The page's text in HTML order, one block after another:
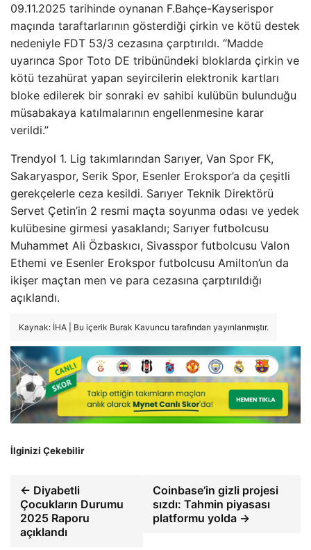
09.11.2025 tarihinde oynanan F.Bahçe-Kayserispor
maçında taraftarlarının gösterdiği çirkin ve kötü destek
nedeniyle FDT 53/3 cezasına çarptırıldı. “Madde
uyarınca Spor Toto DE tribünündeki bloklarda çirkin ve
kötü tezahürat yapan seyircilerin elektronik kartları
bloke edilerek bir sonraki ev sahibi kulübün bulunduğu
müsabakaya katılmalarının engellenmesine karar
verildi.”
Trendyol 1. Lig takımlarından Sarıyer, Van Spor FK,
Sakaryaspor, Serik Spor, Esenler Erokspor’a da çeşitli
gerekçelerle ceza kesildi. Sarıyer Teknik Direktörü
Servet Çetin’in 2 resmi maçta soyunma odası ve yedek
kulübesine girmesi yasaklandı; Sarıyer futbolcusu
Muhammet Ali Özbaskıcı, Sivasspor futbolcusu Valon
Ethemi ve Esenler Erokspor futbolcusu Amilton’un da
ikişer maçtan men ve para cezasına çarptırıldığı
açıklandı.
Kaynak: İHA | Bu içerik Burak Kavuncu tarafından yayınlanmıştır.
İlginizi Çekebilir
← Diyabetli
Çocukların Durumu
2025 Raporu
açıklandı
Coinbase’in gizli projesi
sızdı: Tahmin piyasası
platformu yolda →